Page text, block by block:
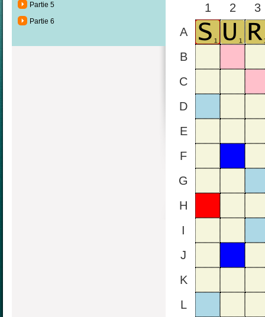
Partie 5
Partie 6
1 2
3
A
B
C
D
E
F
G
H
I
J
K
L